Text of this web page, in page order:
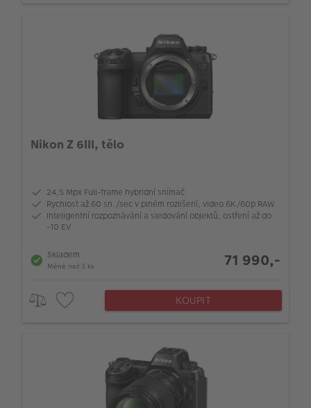
Nikon Z 6III, tělo
24,5 Mpx Full-frame hybridní snímač
Rychlost až 60 sn./sec v plném rozlišení, video 6K/60p RAW
Inteligentní rozpoznávání a sledování objektů, ostření až do
-10 EV
Skladem
Méně než 3 ks 71 990,-
KOUPIT